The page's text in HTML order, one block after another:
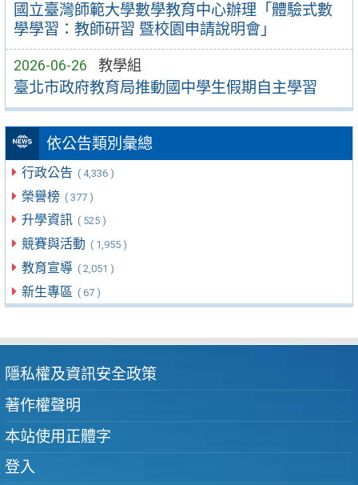
國立臺灣師範大學數學教育中心辦理「體驗式數
學學習：教師研習 暨校園申請說明會」
2026-06-26 教學組
臺北市政府教育局推動國中學生假期自主學習
依公告類別彙總
行政公告 ( 4,336 )
榮譽榜 ( 377 )
升學資訊 ( 525 )
競賽與活動 ( 1,955 )
教育宣導 ( 2,051 )
新生專區 ( 67 )
隱私權及資訊安全政策
著作權聲明
本站使用正體字
登入